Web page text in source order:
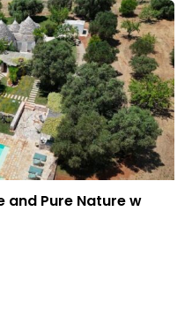
and Pure Nature w